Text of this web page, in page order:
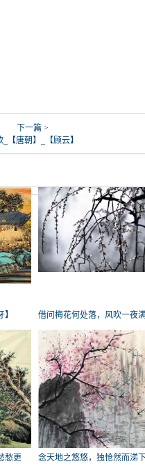
下一篇 >
_【唐朝】_【顾云】
借问梅花何处落，风吹一夜
山。_
愁更
念天地之悠悠，独怆然而涕下